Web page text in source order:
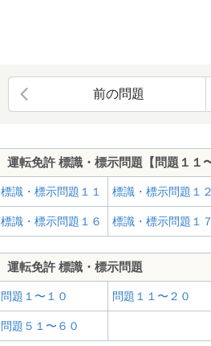
前の問題
運転免許 標識・標示問題【問題１１
標識・標示問題１１ 標識・標示問題１
標識・標示問題１６ 標識・標示問題１
運転免許 標識・標示問題
問題１〜１０ 問題１１〜２０
問題５１〜６０